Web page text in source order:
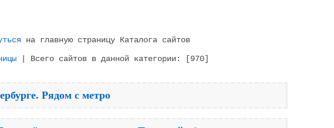
на главную страницу Каталога сайтов
| Всего сайтов в данной категории: [970]
Рядом с метро